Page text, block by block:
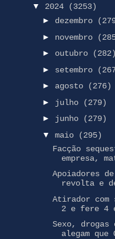
▼ 2024
(3253)
► dezembro
► novembro
► outubro
(282)
► setembro
► agosto
(276)
► julho
(279)
► junho
(279)
▼ maio
(295)
Facção
empresa,
Apoiadores de
revolta e
Atirador com
2 e fere 4
Sexo,
alegam que